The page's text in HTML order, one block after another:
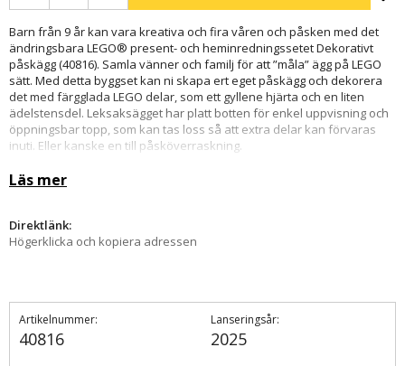
Barn från 9 år kan vara kreativa och fira våren och påsken med det
ändringsbara LEGO® present- och heminredningssetet Dekorativt
påskägg (40816). Samla vänner och familj för att ”måla” ägg på LEGO
sätt. Med detta byggset kan ni skapa ert eget påskägg och dekorera
det med färgglada LEGO delar, som ett gyllene hjärta och en liten
ädelstensdel. Leksaksägget har platt botten för enkel uppvisning och
öppningsbar topp, som kan tas loss så att extra delar kan förvaras
inuti. Eller kanske en till påsköverraskning.
Byggset med 386 delar, med ett byggbart påskägg som är 10 cm högt, 7
Läs mer
Direktlänk:
Högerklicka och kopiera adressen
Artikelnummer:
40816
Lanseringsår:
2025